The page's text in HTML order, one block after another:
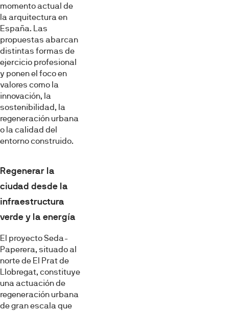
momento actual de
la arquitectura en
España. Las
propuestas abarcan
distintas formas de
ejercicio profesional
y ponen el foco en
valores como la
innovación, la
sostenibilidad, la
regeneración urbana
o la calidad del
entorno construido.
Regenerar la
ciudad desde la
infraestructura
verde y la energía
El proyecto Seda-
Paperera, situado al
norte de El Prat de
Llobregat, constituye
una actuación de
regeneración urbana
de gran escala que